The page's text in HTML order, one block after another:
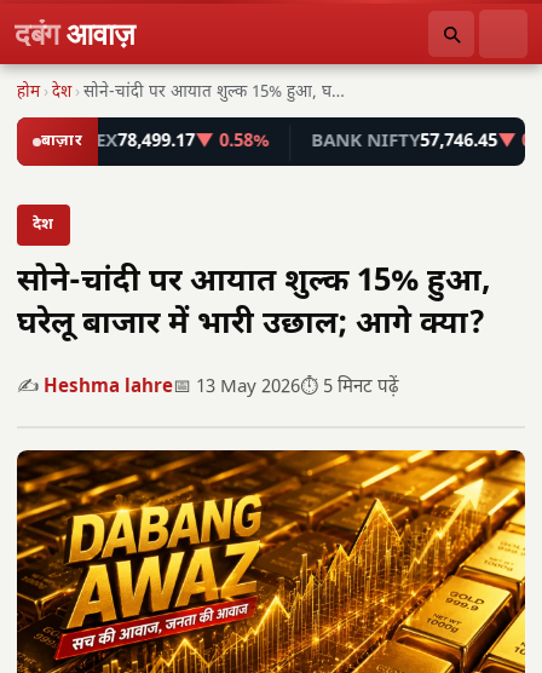
दबंगआवाज़
होम ›देश › सोने-चांदी पर आयात शुल्क 15% हुआ, घरेलू बाजार…
बाज़ार78,499.17▼ 0.58% BANK NIFTY 57,746.45▼ 0.55%
देश
सोने-चांदी पर आयात शुल्क 15% हुआ,
घरेलू बाजार में भारी उछाल; आगे क्या?
✍️ Heshma lahre📅 13 May 2026⏱️ 5 मिनट पढ़ें